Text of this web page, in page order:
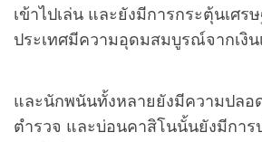
เข้าไปเล่น และยังมีการกระตุ้นเศร
ประเทศมีความอุดมสมบูรณ์จากเงิน
และนักพนันทั้งหลายยังมีความปลอ
ตำรวจ และบ่อนคาสิโนนั้นยังมีกา